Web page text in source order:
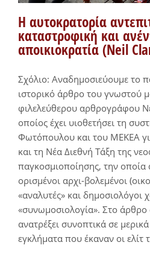
Η αυτοκρατορία
καταστροφική και
αποικιοκρατία (Neil
Σχόλιο: Αναδημοσιεύουμε το
ιστορικό άρθρο του γνωστού
φιλελεύθερου αρθρογράφου
οποίος έχει υιοθετήσει τη
Φωτόπουλου και του ΜΕΚΕΑ
και τη Νέα Διεθνή Τάξη της
παγκοσμιοποίησης, την οποία
ορισμένοι αρχι-βολεμένοι
«αναλυτές» και δημοσιολόγοι
«συνωμοσιολογία». Στο άρθρο
ανατρέξει συνοπτικά σε
εγκλήματα που έκαναν οι ελίτ